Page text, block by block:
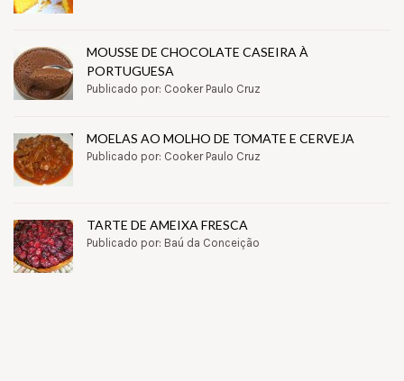
MOUSSE DE CHOCOLATE CASEIRA À
PORTUGUESA
Publicado por: Cooker Paulo Cruz
MOELAS AO MOLHO DE TOMATE E CERVEJA
Publicado por: Cooker Paulo Cruz
TARTE DE AMEIXA FRESCA
Publicado por: Baú da Conceição